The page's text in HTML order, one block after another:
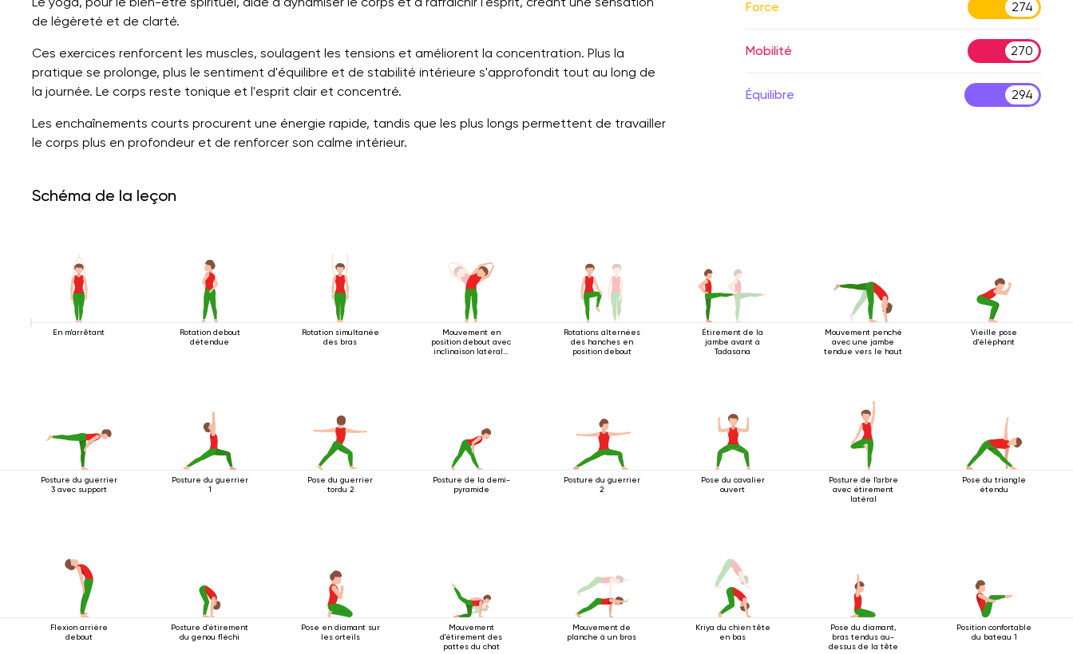
de légèreté et de clarté.
Ces exercices renforcent les muscles, soulagent les tensions et améliorent la concentration. Plus la
pratique se prolonge, plus le sentiment d'équilibre et de stabilité intérieure s'approfondit tout au long de
la journée. Le corps reste tonique et l'esprit clair et concentré.
Les enchaînements courts procurent une énergie rapide, tandis que les plus longs permettent de travailler
le corps plus en profondeur et de renforcer son calme intérieur.
Force 274
Mobilité 270
Équilibre 294
Schéma de la leçon
En m'arrêtant
Rotation debout
détendue
Rotation simultanée
des bras
Mouvement en
position debout avec
inclinaison latérale
Rotations alternées
des hanches en
position debout
Étirement de la
jambe avant à
Tadasana
Mouvement penché
avec une jambe
tendue vers le haut
Vieille pose
d'éléphant
Posture du guerrier
3 avec support
Posture du guerrier
1
Pose du guerrier
tordu 2
Posture de la demi-
pyramide
Posture du guerrier
2
Pose du cavalier
ouvert
Posture de l'arbre
avec étirement
latéral
Pose du triangle
étendu
Flexion arrière
debout
Posture d'étirement
du genou fléchi
Pose en diamant sur
les orteils
Mouvement
d'étirement des
pattes du chat
Mouvement de
planche à un bras
Kriya du chien tête
en bas
Pose du diamant,
bras tendus au-
dessus de la tête
Position confortable
du bateau 1